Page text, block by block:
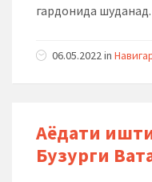
гардонида шуданад.
06.05.2022in
Аёдати
Бузурги